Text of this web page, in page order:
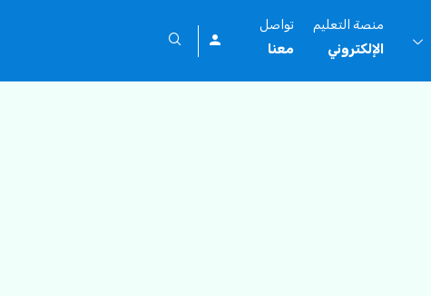
منصة التعليم
الإلكتروني
تواصل
معنا